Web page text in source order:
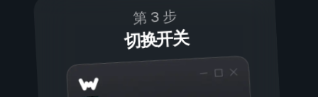
第 3 步
切换开关